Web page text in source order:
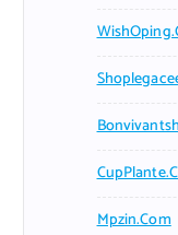
Mpzin.com